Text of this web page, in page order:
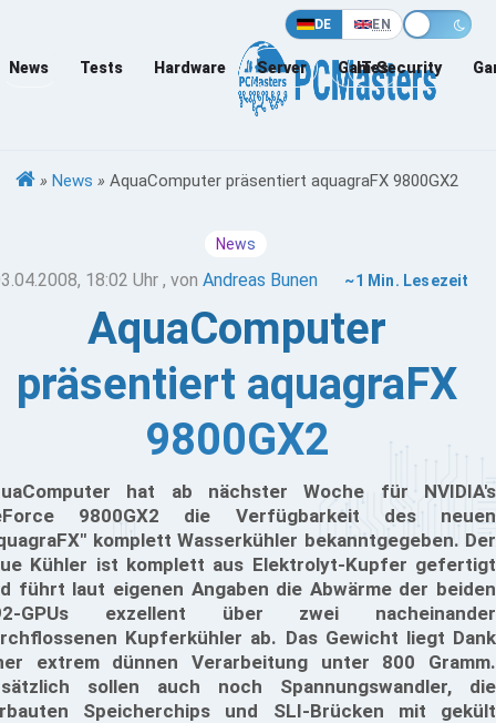
DE EN
News Tests Hardware Server Games
IT-Security
» News » AquaComputer präsentiert aquagraFX 9800GX2
News
18:02 Uhr , vonAndreas Bunen ~1 Min. Lesezeit
AquaComputer
präsentiert aquagraFX
9800GX2
hat ab nächster Woche für NVIDIA's
9800GX2 die Verfügbarkeit des neuen
komplett Wasserkühler bekanntgegeben. Der
Kühler ist komplett aus Elektrolyt-Kupfer gefertigt
führt laut eigenen Angaben die Abwärme der beiden
GPUs exzellent über zwei nacheinander
Kupferkühler ab. Das Gewicht liegt Dank
extrem dünnen Verarbeitung unter 800 Gramm.
sollen auch noch Spannungswandler, die
Speicherchips und SLI-Brücken mit gekült